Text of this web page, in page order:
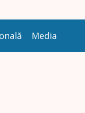
Media